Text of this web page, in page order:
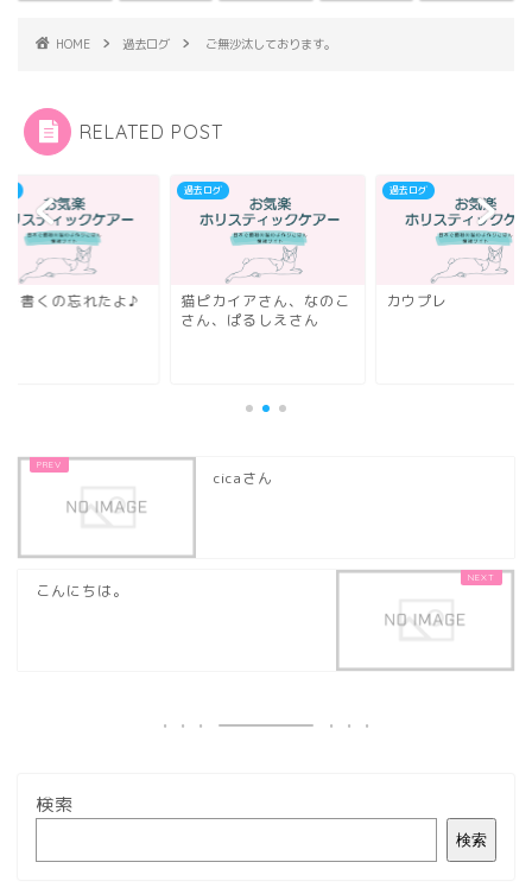
HOME 過去ログ ご無沙汰しております。
RELATED POST
を書くの忘れたよ♪
過去ログ
猫ピカイアさん、なのこ
さん、ぱるしえさん
過去ログ
カウプレ
cicaさん
こんにちは。
検索
検索